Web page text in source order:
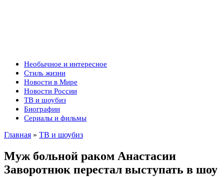
Необычное и интересное
Стиль жизни
Новости в Мире
Новости России
ТВ и шоубиз
Биографии
Сериалы и фильмы
Главная » ТВ и шоубиз
Муж больной раком Анастасии
Заворотнюк перестал выступать в шоу